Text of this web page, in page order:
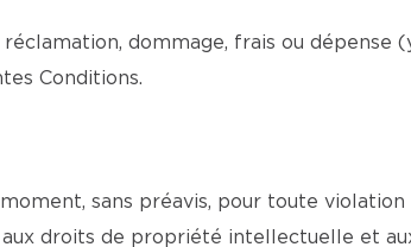
dommage, frais ou dépense
Conditions.
sans préavis, pour toute
droits de propriété intellectuelle et